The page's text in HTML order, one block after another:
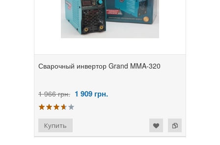
Сварочный инвертор Grand MMA-320
1 966 грн. 1 909 грн.